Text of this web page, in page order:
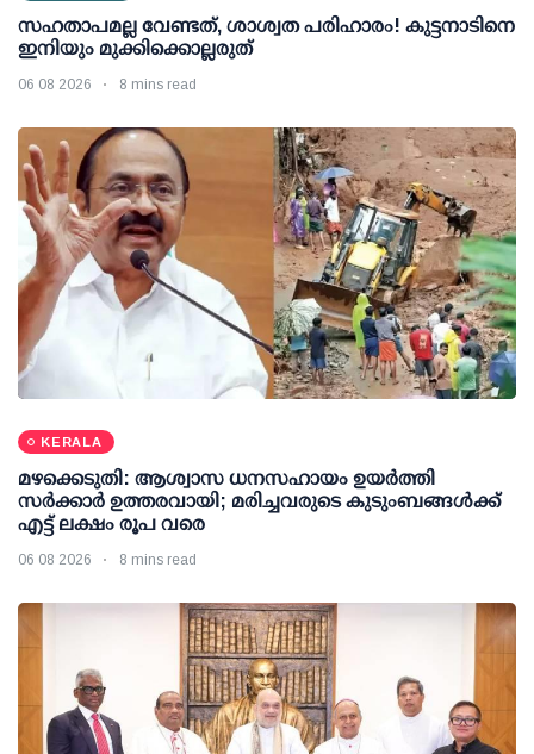
സഹതാപമല്ല വേണ്ടത്, ശാശ്വത പരിഹാരം! കുട്ടനാടിനെ
ഇനിയും മുക്കിക്കൊല്ലരുത്
06 08 2026 8 mins read
KERALA
മഴക്കെടുതി: ആശ്വാസ ധനസഹായം ഉയര്‍ത്തി
സര്‍ക്കാര്‍ ഉത്തരവായി; മരിച്ചവരുടെ കുടുംബങ്ങള്‍ക്ക്
എട്ട് ലക്ഷം രൂപ വരെ
06 08 2026 8 mins read